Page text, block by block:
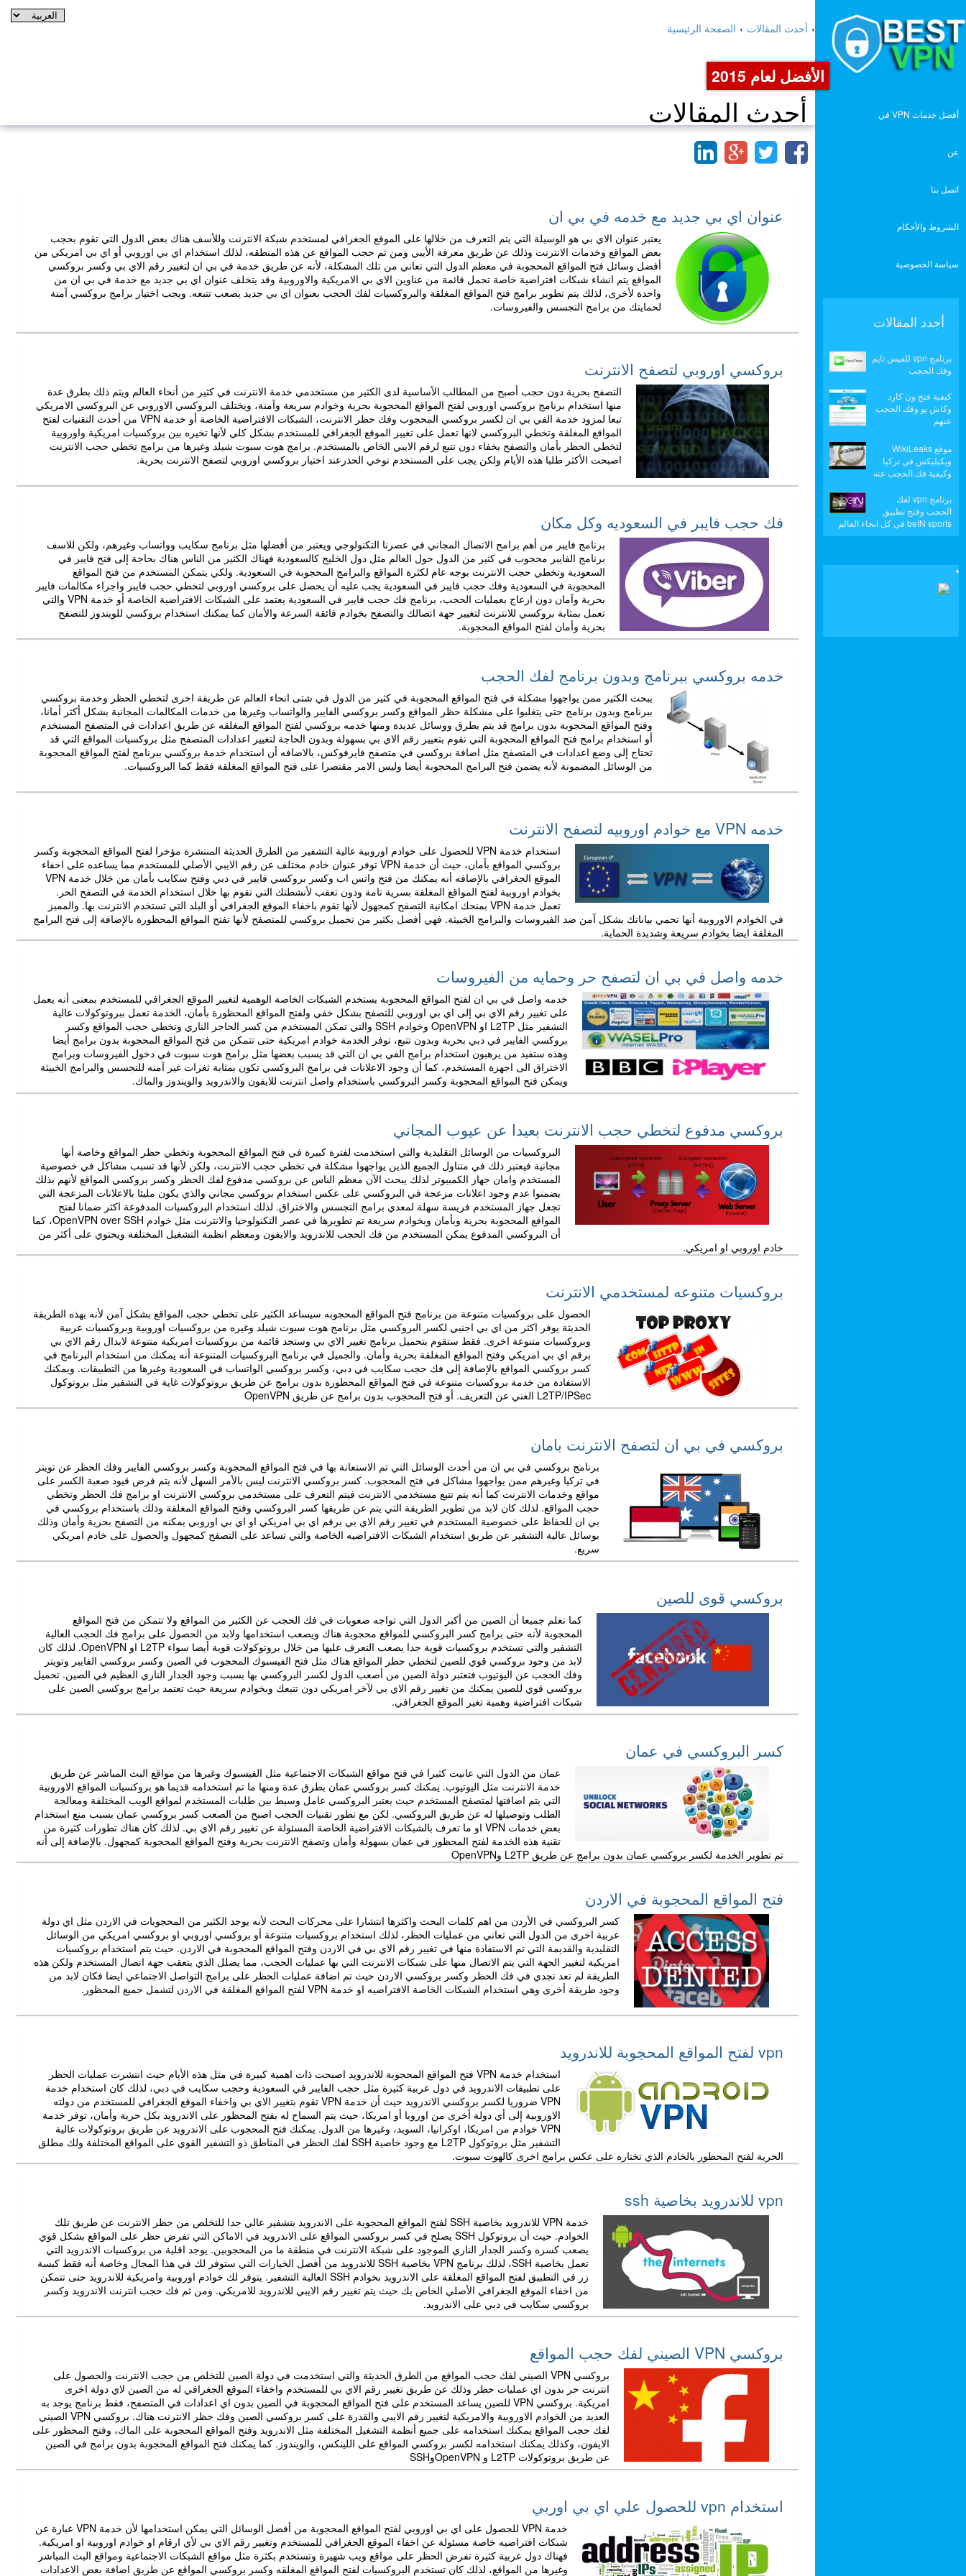
أفضل خدمات VPN في
عن
اتصل بنا
الشروط والأحكام
سياسة الخصوصية
أجدد المقالات
برنامج vpn للفيس تايم
وفك الحجب
كيفية فتح ون كارد
وكاش يو وفك الحجب
عنهم
موقع WikiLeaks
ويكيليكس في تركيا
وكيفية فك الحجب عنه
برنامج vpn لفك
الحجب وفتح تطبيق
beIN sports في كل انحاء العالم
الصفحة الرئيسية › أحدث المقالات ›
الأفضل لعام 2015
أحدث المقالات
عنوان اي بي جديد مع خدمه في بي ان
يعتبر عنوان الاي بي هو الوسيلة التي يتم التعرف من خلالها على الموقع الجغرافي لمستخدم شبكة الانترنت وللأسف هناك بعض الدول التي تقوم بحجب
بعض المواقع وخدمات الانترنت وذلك عن طريق معرفة الأيبي ومن ثم حجب المواقع عن هذه المنطقه، لذلك استخدام اي بي اوروبي أو اي بي امريكي من
أفضل وسائل فتح المواقع المحجوبة في معظم الدول التي تعاني من تلك المشكلة، لأنه عن طريق خدمة في بي ان لتغيير رقم الاي بي وكسر بروكسي
المواقع يتم انشاء شبكات افتراضية خاصة تحمل قائمة من عناوين الاي بي الامريكية والاوروبية وقد يتخلف عنوان اي بي جديد مع خدمة في بي ان من
واحدة لأخرى، لذلك يتم تطوير برامج فتح المواقع المغلقة والبروكسيات لفك الحجب بعنوان اي بي جديد يصعب تتبعه. ويجب اختيار برامج بروكسي آمنة
لحمايتك من برامج التجسس والفيروسات.
بروكسي اوروبي لتصفح الانترنت
التصفح بحرية دون حجب أصبح من المطالب الأساسية لدى الكثير من مستخدمي خدمة الانترنت في كثير من أنحاء العالم ويتم ذلك بطرق عدة
منها استخدام برنامج بروكسي اوروبي لفتح المواقع المحجوبة بحرية وخوادم سريعة وآمنة، ويختلف البروكسي الاوروبي عن البروكسي الامريكي
تبعا لمزود خدمة الفي بي ان لكسر بروكسي المحجوب وفك حظر الانترنت، الشبكات الافتراضية الخاصة أو خدمة VPN من أحدث التقنيات لفتح
المواقع المغلقة وتخطي البروكسي لانها تعمل على تغيير الموقع الجغرافي للمستخدم بشكل كلي لأنها تخيره بين بروكسيات امريكية واوروبية
لتخطي الحظر بأمان والتصفح بخفاء دون تتبع لرقم الايبي الخاص بالمستخدم. برامج هوت سبوت شيلد وغيرها من برامج تخطي حجب الانترنت
اصبحت الأكثر طلبا هذه الأيام ولكن يجب على المستخدم توخي الحذرعند اختيار بروكسي اوروبي لتصفح الانترنت بحرية.
فك حجب فايبر في السعوديه وكل مكان
برنامج فايبر من أهم برامج الاتصال المجاني في عصرنا التكنولوجي ويعتبر من أفضلها مثل برنامج سكايب وواتساب وغيرهم، ولكن للاسف
برنامج الفايبر محجوب في كثير من الدول حول العالم مثل دول الخليج كالسعودية فهناك الكثير من الناس هناك بحاجة إلى فتح فايبر في
السعودية وتخطي حجب الانترنت بوجه عام لكثرة المواقع والبرامج المحجوبة في السعودية. ولكي يتمكن المستخدم من فتح المواقع
المحجوبة في السعودية وفك حجب فايبر في السعودية يجب عليه أن يحصل على بروكسي اوروبي لتخطي حجب فايبر واجراء مكالمات فايبر
بحرية وآمان دون ازعاج بعمليات الحجب، برنامج فك حجب فايبر في السعودية يعتمد على الشبكات الافتراضية الخاصة أو خدمة VPN والتي
تعمل بمثابة بروكسي للانترنت لتغيير جهة اتصالك والتصفح بخوادم فائقة السرعة والأمان كما يمكنك استخدام بروكسي للويندوز للتصفح
بحرية وأمان لفتح المواقع المحجوبة.
خدمه بروكسي ببرنامج وبدون برنامج لفك الحجب
يبحث الكثير ممن يواجهوا مشكلة في فتح المواقع المحجوبة في كثير من الدول في شتى انحاء العالم عن طريقة اخرى لتخطي الحظر وخدمة بروكسي
ببرنامج وبدون برنامج حتى يتغلبوا على مشكلة حظر المواقع وكسر بروكسي الفايبر والواتساب وغيرها من خدمات المكالمات المجانية بشكل أكثر أمانا،
وفتح المواقع المحجوبة بدون برامج قد يتم بطرق ووسائل عديدة ومنها خدمه بروكسي لفتح المواقع المغلقه عن طريق اعدادات في المتصفح المستخدم
أو استخدام برامج فتح المواقع المحجوبة التي تقوم بتغيير رقم الاي بي بسهولة وبدون الحاجة لتغيير اعدادات المتصفح مثل بروكسيات المواقع التي قد
تحتاج إلى وضع اعدادات في المتصفح مثل اضافة بروكسي في متصفح فايرفوكس، بالاضافه أن استخدام خدمة بروكسي ببرنامج لفتح المواقع المحجوبة
من الوسائل المضمونة لأنه يضمن فتح البرامج المحجوبة أيضا وليس الامر مقتصرا على فتح المواقع المغلقة فقط كما البروكسيات.
خدمه VPN مع خوادم اوروبيه لتصفح الانترنت
استخدام خدمة VPN للحصول على خوادم اوروبية عالية التشفير من الطرق الحديثة المنتشرة مؤخرا لفتح المواقع المحجوبة وكسر
بروكسي المواقع بأمان، حيث أن خدمة VPN توفر عنوان خادم مختلف عن رقم الايبي الأصلي للمستخدم مما يساعده على اخفاء
الموقع الجغرافي بالإضافه أنه يمكنك من فتح واتس اب وكسر بروكسي فايبر في دبي وفتح سكايب بأمان من خلال خدمة VPN
بخوادم اوروبية لفتح المواقع المغلقة بسرية تامة ودون تعقب لأنشطتك التي تقوم بها خلال استخدام الخدمة في التصفح الحر.
تعمل خدمة VPN بمنحك امكانية التصفح كمجهول لأنها تقوم باخفاء الموقع الجغرافي أو البلد التي تستخدم الانترنت بها. والمميز
في الخوادم الاوروبية أنها تحمي بياناتك بشكل آمن ضد الفيروسات والبرامج الخبيثة. فهي أفضل بكثير من تحميل بروكسي للمتصفح لأنها تفتح المواقع المحظورة بالإضافة إلى فتح البرامج
المغلقة ايضا بخوادم سريعة وشديدة الحماية.
خدمه واصل في بي ان لتصفح حر وحمايه من الفيروسات
خدمه واصل في بي ان لفتح المواقع المحجوبة يستخدم الشبكات الخاصة الوهمية لتغيير الموقع الجغرافي للمستخدم بمعنى أنه يعمل
على تغيير رقم الاي بي إلى اي بي اوروبي للتصفح بشكل خفي ولفتح المواقع المحظورة بأمان، الخدمة تعمل ببروتوكولات عالية
التشفير مثل L2TP او OpenVPN وخوادم SSH والتي تمكن المستخدم من كسر الحاجز الناري وتخطي حجب المواقع وكسر
بروكسي الفايبر في دبي بحرية وبدون تتبع، توفر الخدمة خوادم امريكية حتى تتمكن من فتح المواقع المحجوبة بدون برامج أيضا
وهذه ستفيد من يرهبون استخدام برامج الفي بي ان التي قد يسبب بعضها مثل برامج هوت سبوت في دخول الفيروسات وبرامج
الاختراق الى اجهزة المستخدم، كما أن وجود الاعلانات في برامج البروكسي تكون بمثابة ثغرات غير آمنه للتجسس والبرامج الخبيثة
ويمكن فتح المواقع المحجوبة وكسر البروكسي باستخدام واصل انترنت للايفون والاندرويد والويندوز والماك.
بروكسي مدفوع لتخطي حجب الانترنت بعيدا عن عيوب المجاني
البروكسيات من الوسائل التقليدية والتي استخدمت لفترة كبيرة في فتح المواقع المحجوبة وتخطي حظر المواقع وخاصة أنها
مجانية فيعتبر ذلك في متناول الجميع الذين يواجهوا مشكلة في تخطي حجب الانترنت، ولكن لأنها قد تسبب مشاكل في خصوصية
المستخدم وامان جهاز الكمبيوتر لذلك يبحث الآن معظم الناس عن بروكسي مدفوع لفك الحظر وكسر بروكسي المواقع لأنهم بذلك
يضمنوا عدم وجود اعلانات مزعجة في البروكسي على عكس استخدام بروكسي مجاني والذي يكون مليئا بالاعلانات المزعجة التي
تجعل جهاز المستخدم فريسة سهلة لمعدي برامج التجسس والاختراق. لذلك استخدام البروكسيات المدفوعة اكثر ضمانا لفتح
المواقع المحجوبة بحرية وبأمان وبخوادم سريعة تم تطويرها في عصر التكنولوجيا والانترنت مثل خوادم OpenVPN over SSH، كما
أن البروكسي المدفوع يمكن المستخدم من فك الحجب للاندرويد والايفون ومعظم انظمة التشغيل المختلفة ويحتوي على أكثر من
خادم اوروبي او امريكي.
بروكسيات متنوعه لمستخدمي الانترنت
الحصول على بروكسيات متنوعة من برنامج فتح المواقع المحجوبه سيساعد الكثير على تخطي حجب المواقع بشكل آمن لأنه بهذه الطريقة
الحديثة يوفر اكثر من اي بي اجنبي لكسر البروكسي مثل برنامج هوت سبوت شيلد وغيره من بروكسيات اوروبية وبروكسيات عربية
وبروكسيات متنوعة اخرى. فقط ستقوم بتحميل برنامج تغيير الاي بي وستجد قائمة من بروكسيات امريكية متنوعة لابدال رقم الاي بي
برقم اي بي امريكي وفتح المواقع المغلقة بحرية وأمان. والجميل في برنامج البروكسيات المتنوعة أنه يمكنك من استخدام البرنامج في
كسر بروكسي المواقع بالإضافة إلى فك حجب سكايب في دبي، وكسر بروكسي الواتساب في السعودية وغيرها من التطبيقات. ويمكنك
الاستفادة من خدمة بروكسيات متنوعة في فتح المواقع المحظورة بدون برامج عن طريق بروتوكولات غاية في التشفير مثل بروتوكول
L2TP/IPSec الغني عن التعريف. أو فتح المحجوب بدون برامج عن طريق OpenVPN
بروكسي في بي ان لتصفح الانترنت بامان
برنامج بروكسي في بي ان من أحدث الوسائل التي تم الاستعانة بها في فتح المواقع المحجوبة وكسر بروكسي الفايبر وفك الحظر عن تويتر
في تركيا وغيرهم ممن يواجهوا مشاكل في فتح المحجوب. كسر بروكسي الانترنت ليس بالأمر السهل لأنه يتم فرض قيود صعبة الكسر على
مواقع وخدمات الانترنت كما أنه يتم تتبع مستخدمي الانترنت فيتم التعرف على مستخدمي بروكسي الانترنت او برامج فك الحظر وتخطي
حجب المواقع. لذلك كان لابد من تطوير الطريقة التي يتم عن طريقها كسر البروكسي وفتح المواقع المغلقة وذلك باستخدام بروكسي في
بي ان للحفاظ على خصوصية المستخدم في تغيير رقم الاي بي برقم اي بي امريكي او اي بي اوروبي يمكنه من التصفح بحرية وأمان وذلك
بوسائل عالية التشفير عن طريق استخدام الشبكات الافتراضيه الخاصة والتي تساعد على التصفح كمجهول والحصول على خادم امريكي
سريع.
بروكسي قوى للصين
كما نعلم جميعا أن الصين من أكبر الدول التي تواجه صعوبات في فك الحجب عن الكثير من المواقع ولا تتمكن من فتح المواقع
المحجوبة لأنه حتى برامج كسر البروكسي للمواقع محجوبة هناك ويصعب استخدامها ولابد من الحصول على برامج فك الحجب العالية
التشفير والتي تستخدم بروكسيات قوية جدا يصعب التعرف عليها من خلال بروتوكولات قوية أيضا سواء L2TP او OpenVPN. لذلك كان
لابد من وجود بروكسي قوي للصين لتخطي حظر المواقع هناك مثل فتح الفيسبوك المحجوب في الصين وكسر بروكسي الفايبر وتويتر
وفك الحجب عن اليوتيوب فتعتبر دولة الصين من أصعب الدول لكسر البروكسي بها بسبب وجود الجدار الناري العظيم في الصين. تحميل
بروكسي قوي للصين يمكنك من تغيير رقم الاي بي لآخر امريكي دون تتبعك وبخوادم سريعة حيث تعتمد برامج بروكسي الصين على
شبكات افتراضية وهمية تغير الموقع الجغرافي.
كسر البروكسي في عمان
عمان من الدول التي عانيت كثيرا في فتح مواقع الشبكات الاجتماعية مثل الفيسبوك وغيرها من مواقع البث المباشر عن طريق
خدمة الانترنت مثل اليوتيوب. يمكنك كسر بروكسي عمان بطرق عدة ومنها ما تم استخدامه قديما هو بروكسيات المواقع الاوروبية
التي يتم اضافتها لمتصفح المستخدم حيث يعتبر البروكسي عامل وسيط بين طلبات المستخدم لمواقع الويب المختلفة ومعالجة
الطلب وتوصيلها له عن طريق البروكسي. لكن مع تطور تقنيات الحجب اصبح من الصعب كسر بروكسي عمان بسبب منع استخدام
بعض خدمات VPN او ما تعرف بالشبكات الافتراضية الخاصة المسئولة عن تغيير رقم الاي بي. لذلك كان هناك تطورات كثيرة من
تقنية هذه الخدمة لفتح المحظور في عمان بسهولة وأمان وتصفح الانترنت بحرية وفتح المواقع المحجوبة كمجهول. بالإضافة إلى أنه
تم تطوير الخدمة لكسر بروكسي عمان بدون برامج عن طريق L2TP وOpenVPN
فتح المواقع المحجوبة في الاردن
كسر البروكسي في الأردن من اهم كلمات البحث واكثرها انتشارا على محركات البحث لأنه يوجد الكثير من المحجوبات في الاردن مثل اي دولة
عربية اخرى من الدول التي تعاني من عمليات الحظر، لذلك استخدام بروكسيات متنوعة أو بروكسي اوروبي او بروكسي امريكي من الوسائل
التقليدية والقديمة التي تم الاستفادة منها في تغيير رقم الاي بي في الاردن وفتح المواقع المحجوبة في الاردن. حيث يتم استخدام بروكسيات
امريكية لتغيير الجهة التي يتم الاتصال منها على شبكات الانترنت التي بها عمليات الحجب، مما يضلل الذي يتعقب جهة اتصال المستخدم ولكن هذه
الطريقة لم تعد تجدي في فك الحظر وكسر بروكسي الاردن حيث تم اضافة عمليات الحظر على برامج التواصل الاجتماعي ايضا فكان لابد من
وجود طريقة أخرى وهي استخدام الشبكات الخاصة الافتراضيه او خدمة VPN لفتح المواقع المغلقة في الاردن لتشمل جميع المحظور.
vpn لفتح المواقع المحجوبة للاندرويد
استخدام خدمة VPN فتح المواقع المحجوبة للاندرويد اصبحت ذات اهمية كبيرة في مثل هذه الأيام حيث انتشرت عمليات الحظر
على تطبيقات الاندرويد في دول عربية كثيرة مثل حجب الفايبر في السعودية وحجب سكايب في دبي، لذلك كان استخدام خدمة
VPN ضروريا لكسر بروكسي الاندرويد حيث أن خدمة VPN تقوم بتغيير الاي بي واخفاء الموقع الجغرافي للمستخدم من دولته
الاوروبية إلى أي دولة أخرى من اوروبا أو امريكا، حيث يتم السماح له بفتح المحظور على الاندرويد بكل حرية وأمان، توفر خدمة
VPN خوادم من امريكا، اوكرانيا، السويد، وغيرها من الدول. يمكنك فتح المحجوب على الاندرويد عن طريق بروتوكولات عالية
التشفير مثل بروتوكول L2TP مع وجود خاصية SSH لفك الحظر في المناطق ذو التشفير القوي على المواقع المختلفة ولك مطلق
الحرية لفتح المحظور بالخادم الذي تختاره على عكس برامج اخرى كالهوت سبوت.
vpn للاندرويد بخاصية ssh
خدمة VPN للاندرويد بخاصية SSH لفتح المواقع المحجوبة على الاندرويد بتشفير عالي جدا للتخلص من حظر الانترنت عن طريق تلك
الخوادم. حيث أن بروتوكول SSH يصلح في كسر بروكسي المواقع على الاندرويد في الاماكن التي تفرض حظر على المواقع بشكل قوي
يصعب كسره وكسر الجدار الناري الموجود على شبكة الانترنت في منطقة ما من المحجوبين. يوجد اقلية من بروكسيات الاندرويد التي
تعمل بخاصية SSH، لذلك برنامج VPN بخاصية SSH للاندرويد من أفضل الخيارات التي ستوفر لك في هذا المجال وخاصة أنه فقط كبسة
زر في التطبيق لفتح المواقع المغلقة على الاندرويد بخوادم SSH العالية التشفير. يتوفر لك خوادم اوروبية وامريكية للاندرويد حتى تتمكن
من اخفاء الموقع الجغرافي الأصلي الخاص بك حيث يتم تغيير رقم الايبي للاندرويد للامريكي. ومن ثم فك حجب انترنت الاندرويد وكسر
بروكسي سكايب في دبي على الاندرويد.
بروكسي VPN الصيني لفك حجب المواقع
بروكسي VPN الصيني لفك حجب المواقع من الطرق الحديثة والتي استخدمت في دولة الصين للتخلص من حجب الانترنت والحصول على
انترنت حر بدون اي عمليات حظر وذلك عن طريق تغيير رقم الاي بي للمستخدم واخفاء الموقع الجغرافي له من الصين لاي دولة اخرى
امريكية. بروكسي VPN للصين يساعد المستخدم على فتح المواقع المحجوبة في الصين بدون اي اعدادات في المتصفح، فقط برنامج يوجد به
العديد من الخوادم الاوروبية والامريكية لتغيير رقم الايبي والقدرة على كسر بروكسي الصين وفك حظر الانترنت هناك. بروكسي VPN الصيني
لفك حجب المواقع يمكنك استخدامه على جميع أنظمة التشغيل المختلفة مثل الاندرويد وفتح المواقع المحجوبة على الماك، وفتح المحظور على
الايفون، وكذلك يمكنك استخدامه لكسر بروكسي المواقع على اللينكس، والويندوز. كما يمكنك فتح المواقع المحجوبة بدون برامج في الصين
عن طريق بروتوكولات L2TP و OpenVPNوSSH
استخدام vpn للحصول علي اي بي اوربي
خدمة VPN للحصول على اي بي اوروبي لفتح المواقع المحجوبة من أفضل الوسائل التي يمكن استخدامها لأن خدمة VPN عبارة عن
شبكات افتراضيه خاصة مسئولة عن اخفاء الموقع الجغرافي للمستخدم وتغيير رقم الاي بي لأي ارقام او خوادم اوروبية او امريكية.
فهناك دول عربية كثيرة تفرض الحظر على مواقع ويب شهيرة وتستخدم بكثرة مثل مواقع الشبكات الاجتماعية ومواقع البث المباشر
وغيرها من المواقع، لذلك كان تستخدم البروكسيات لفتح المواقع المغلقه وكسر بروكسي المواقع عن طريق اضافة بعض الاعدادات
عرض خاص من بي في بي إن تجربة مجانية
احصل علي تجربة مجانية من أسرع برنامج لفتح المواقع بتقنية نفق الدخان
نعم، أريد هذا العرض